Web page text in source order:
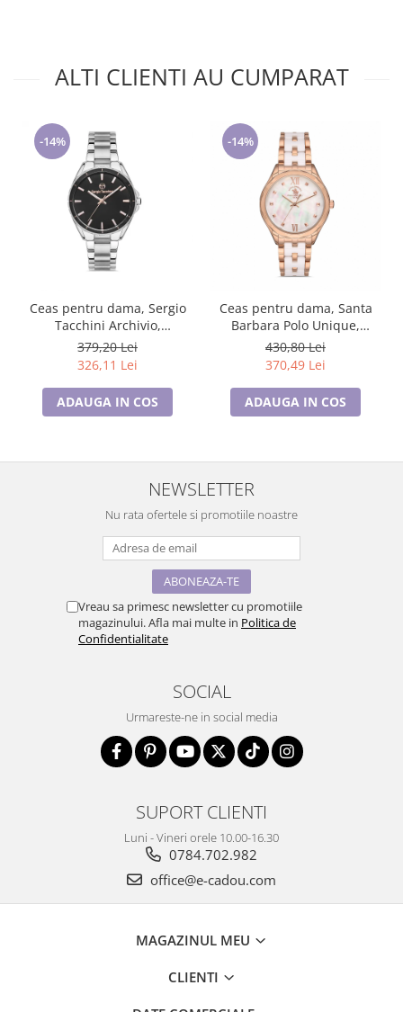
ALTI CLIENTI AU CUMPARAT
-14%
Ceas pentru dama, Sergio
Tacchini Archivio,
ST.1.10365.1
379,20 Lei
326,11 Lei
ADAUGA IN COS
-14%
Ceas pentru dama, Santa
Barbara Polo Unique,
SB.1.10300.3
430,80 Lei
370,49 Lei
ADAUGA IN COS
NEWSLETTER
Nu rata ofertele si promotiile noastre
Vreau sa primesc newsletter cu promotiile
magazinului. Afla mai multe in Politica de
Confidentialitate
SOCIAL
Urmareste-ne in social media
SUPORT CLIENTI
Luni - Vineri orele 10.00-16.30
0784.702.982
office@e-cadou.com
MAGAZINUL MEU
CLIENTI